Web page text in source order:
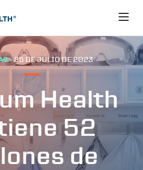
-25 DE JULIO DE 2023
Health
52
de